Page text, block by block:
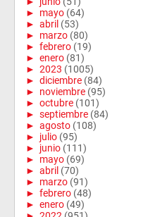
► mayo (64)
► abril (53)
► marzo (80)
► febrero (19)
► enero (81)
► 2023 (1005)
► diciembre (84)
► noviembre (95)
► octubre (101)
► septiembre (84)
► agosto (108)
► julio (95)
► junio (111)
► mayo (69)
► abril (70)
► marzo (91)
► febrero (48)
► enero (49)